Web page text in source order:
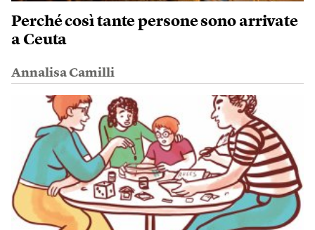
Perché così tante persone sono arrivate
a Ceuta
Annalisa Camilli